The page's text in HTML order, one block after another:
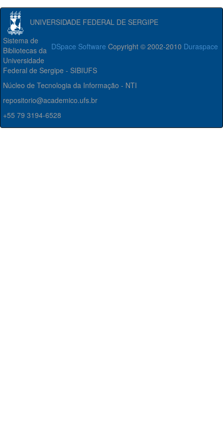
UNIVERSIDADE FEDERAL DE SERGIPE
DSpace Software Copyright © 2002-2010 Duraspace
Sistema de
Bibliotecas da
Universidade
Federal de Sergipe - SIBIUFS
Núcleo de Tecnologia da Informação - NTI
repositorio@academico.ufs.br
+55 79 3194-6528